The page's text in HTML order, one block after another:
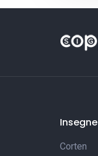
Insegne
Corten